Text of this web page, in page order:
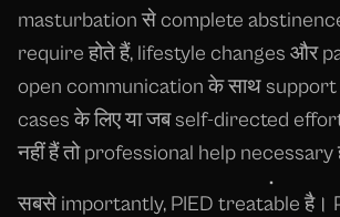
masturbation से complete
require होते हैं, lifestyle changes और
open communication के साथ
cases के लिए या जब self-directed
नहीं हैं तो professional help necessary
सबसे importantly, PIED treatable है।